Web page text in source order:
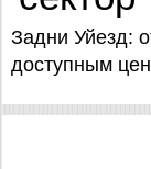
Задни Уйезд:
доступным